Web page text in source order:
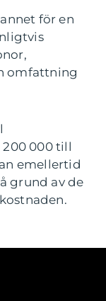
för en
omfattning
200 000 till
emellertid
grund av de